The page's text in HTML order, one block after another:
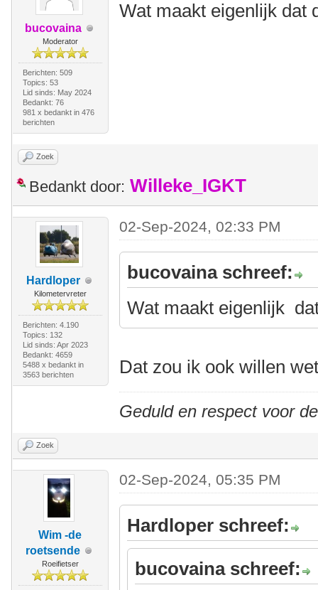
bucovaina
Moderator
Berichten: 509
Topics: 53
Lid sinds: May 2024
Bedankt: 76
981 x bedankt in 476
berichten
Wat maakt eigenlijk dat
Zoek
Bedankt door: Willeke_IGKT
Hardloper
Kilometervreter
Berichten: 4.190
Topics: 132
Lid sinds: Apr 2023
Bedankt: 4659
5488 x bedankt in
3563 berichten
02-Sep-2024, 02:33 PM
bucovaina schreef:
Wat maakt eigenlijk
Dat zou ik ook willen
Geduld en respect voor
Zoek
Wim -de
roetsende
Roeifietser
02-Sep-2024, 05:35 PM
Hardloper schreef:
bucovaina schreef: